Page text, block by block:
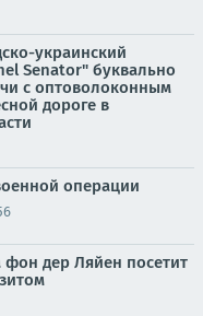
украинский
Senator" буквально
с оптоволоконным
дороге в
операции
дер Ляйен посетит